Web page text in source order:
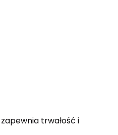
trwałość i